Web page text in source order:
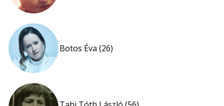
Botos Éva (26)